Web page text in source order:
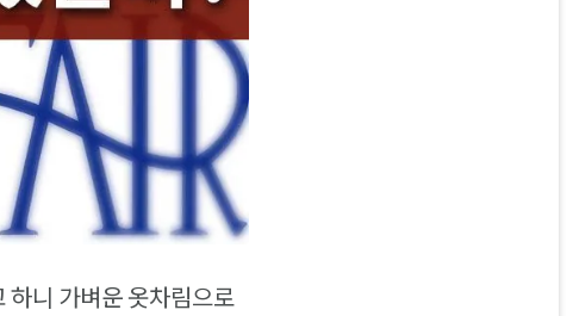
니 가벼운 옷차림으로